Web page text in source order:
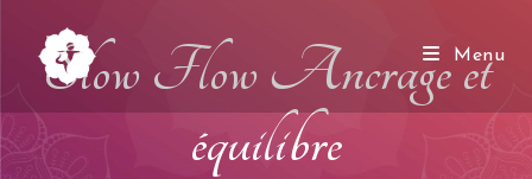
content
Menu
Slow Flow Ancrage et
équilibre